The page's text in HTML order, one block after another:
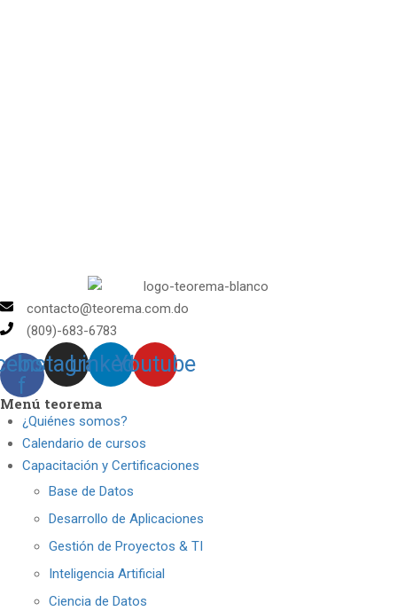
contacto@teorema.com.do
(809)-683-6783
f
Instagram
LinkedinYoutube
Menú teorema
¿Quiénes somos?
Calendario de cursos
Capacitación y Certificaciones
Base de Datos
Desarrollo de Aplicaciones
Gestión de Proyectos & TI
Inteligencia Artificial
Ciencia de Datos